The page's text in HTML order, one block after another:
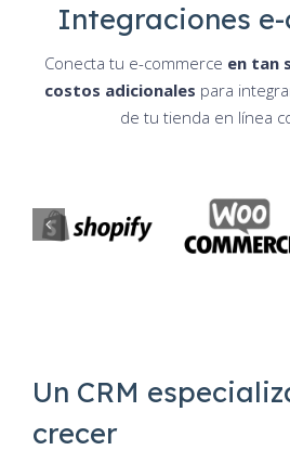
Integraciones
Conecta tu e-commerce en tan
costos adicionales para
de tu tienda en línea
Un CRM
crecer